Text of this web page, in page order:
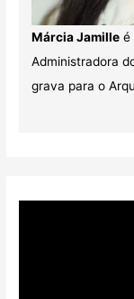
Márcia Jamilleé
Administradora
grava para o